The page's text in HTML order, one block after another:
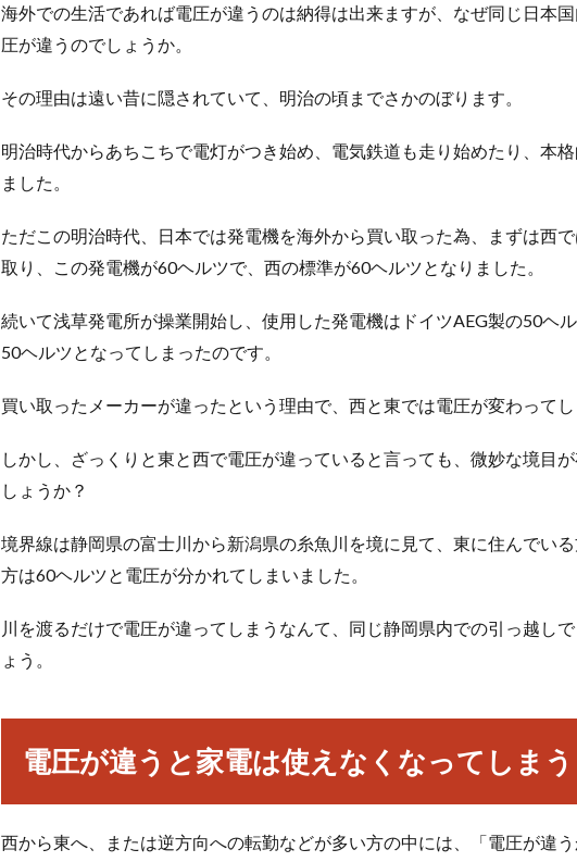
海外での生活であれば電圧が違うのは納得は出来ますが、なぜ同じ日本
圧が違うのでしょうか。
その理由は遠い昔に隠されていて、明治の頃までさかのぼります。
明治時代からあちこちで電灯がつき始め、電気鉄道も走り始めたり、本
ました。
ただこの明治時代、日本では発電機を海外から買い取った為、まずは西
取り、この発電機が60ヘルツで、西の標準が60ヘルツとなりました。
続いて浅草発電所が操業開始し、使用した発電機はドイツAEG製の50ヘ
50ヘルツとなってしまったのです。
買い取ったメーカーが違ったという理由で、西と東では電圧が変わってし
しかし、ざっくりと東と西で電圧が違っていると言っても、微妙な境目
しょうか？
境界線は静岡県の富士川から新潟県の糸魚川を境に見て、東に住んでい
方は60ヘルツと電圧が分かれてしまいました。
川を渡るだけで電圧が違ってしまうなんて、同じ静岡県内での引っ越し
ょう。
電圧が違うと家電は使えなくなってしまう
西から東へ、または逆方向への転勤などが多い方の中には、「電圧が違